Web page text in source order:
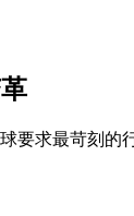
要求最苛刻的